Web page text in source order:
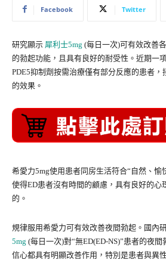
Facebook Twitter
研究顯示 犀利士5mg (每日一次)可有效改善
的勃起功能，且具有良好的耐受性。近期一
PDE5抑制劑按需治療僅有部分反應的患者
的效果。
希愛力5mg使用患者同房生活符合“自然、愉
使得ED患者沒有時間的顧慮，具有良好的心
的。
規律服用希愛力可有效改善夜間勃起。國內
5mg (每日一次)對“無ED(ED-NS)”患者的夜
信心都具有明顯改善作用，特別是患者與異